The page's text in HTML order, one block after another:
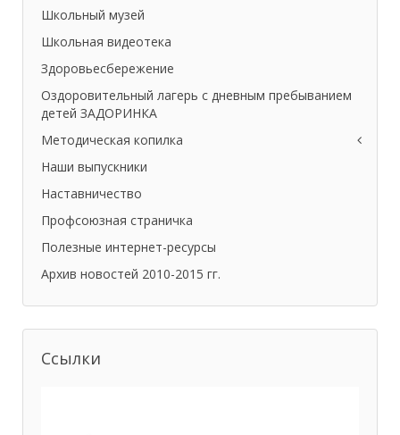
Школьный музей
Школьная видеотека
Здоровьесбережение
Оздоровительный лагерь с дневным пребыванием
детей ЗАДОРИНКА
Методическая копилка
Наши выпускники
Наставничество
Профсоюзная страничка
Полезные интернет-ресурсы
Архив новостей 2010-2015 гг.
Ссылки